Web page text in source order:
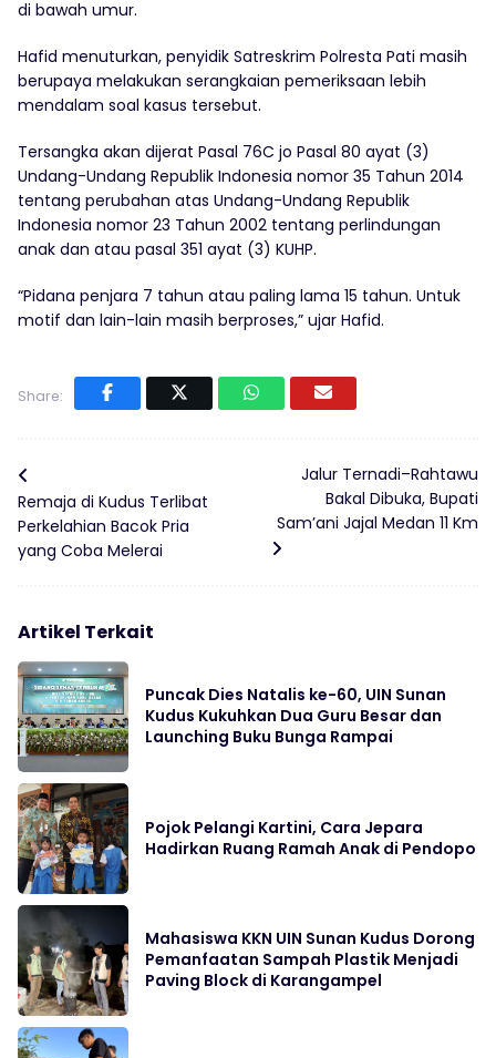
di bawah umur.
Hafid menuturkan, penyidik Satreskrim Polresta Pati masih
berupaya melakukan serangkaian pemeriksaan lebih
mendalam soal kasus tersebut.
Tersangka akan dijerat Pasal 76C jo Pasal 80 ayat (3)
Undang-Undang Republik Indonesia nomor 35 Tahun 2014
tentang perubahan atas Undang-Undang Republik
Indonesia nomor 23 Tahun 2002 tentang perlindungan
anak dan atau pasal 351 ayat (3) KUHP.
“Pidana penjara 7 tahun atau paling lama 15 tahun. Untuk
motif dan lain-lain masih berproses,” ujar Hafid.
Share:
Remaja di Kudus Terlibat
Perkelahian Bacok Pria
yang Coba Melerai
Jalur Ternadi–Rahtawu
Bakal Dibuka, Bupati
Sam’ani Jajal Medan 11 Km
Artikel Terkait
Puncak Dies Natalis ke-60, UIN Sunan
Kudus Kukuhkan Dua Guru Besar dan
Launching Buku Bunga Rampai
Pojok Pelangi Kartini, Cara Jepara
Hadirkan Ruang Ramah Anak di Pendopo
Mahasiswa KKN UIN Sunan Kudus Dorong
Pemanfaatan Sampah Plastik Menjadi
Paving Block di Karangampel